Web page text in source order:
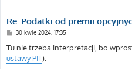
Re: Podatki od premii
P
s
30 kwie 2024, 17:35
Tu nie trzeba interpretacji, bo
ustawy PIT).